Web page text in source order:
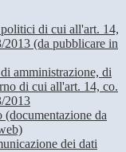
di cui all'art. 14,
2013 (da pubblicare in
amministrazione, di
di cui all'art. 14, co.
2013
(documentazione da
dei dati